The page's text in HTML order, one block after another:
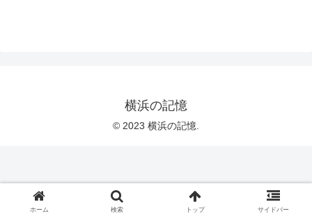
横浜の記憶
© 2023 横浜の記憶.
ホーム 検索 トップ サイドバー